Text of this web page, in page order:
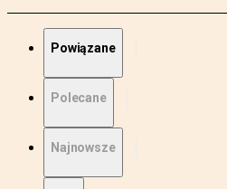
Powiązane
Polecane
Najnowsze